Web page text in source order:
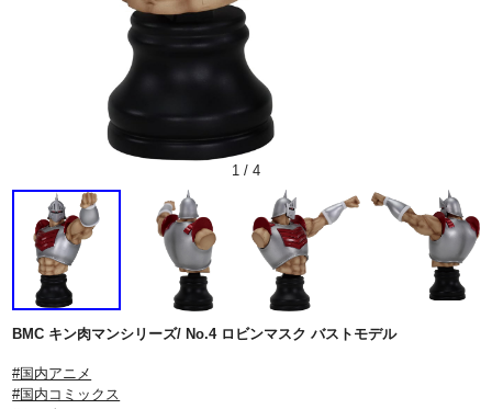
1 / 4
BMC キン肉マンシリーズ/ No.4 ロビンマスク バストモデル
#国内アニメ
#国内コミックス